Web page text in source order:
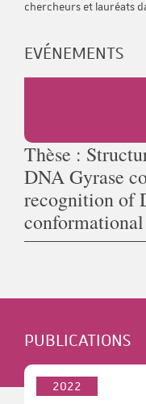
chercheurs et lauréats
EVÉNEMENTS
Thèse :
DNA Gyrase
recognition of
PUBLICATIONS
2022